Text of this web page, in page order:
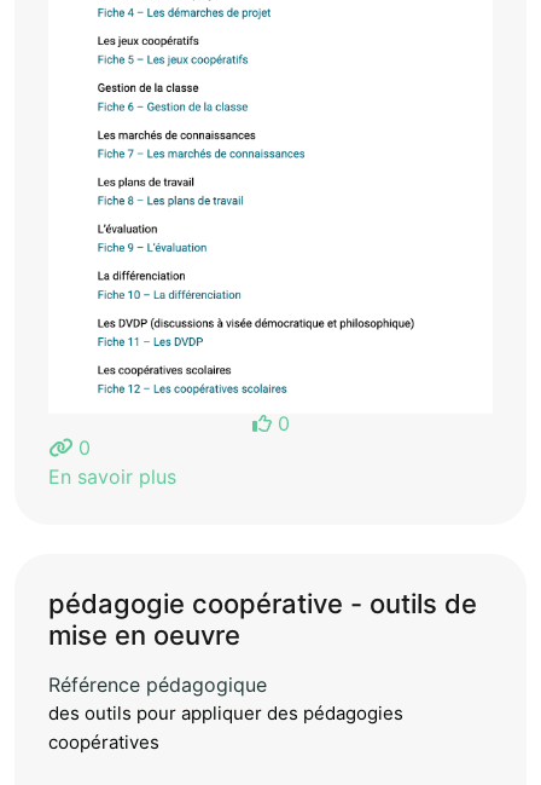
0
0
En savoir plus
pédagogie coopérative - outils de
mise en oeuvre
Référence pédagogique
des outils pour appliquer des pédagogies
coopératives